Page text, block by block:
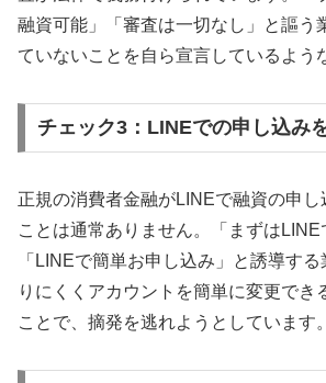
融資可能」「審査は一切なし」と謳う
ていないことを自ら宣言しているよう
チェック3：LINEでの申し込み
正規の消費者金融がLINEで融資の申し
ことは通常ありません。「まずはLINE
「LINEで簡単お申し込み」と誘導す
りにくくアカウントを簡単に変更でき
ことで、摘発を逃れようとしています。